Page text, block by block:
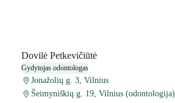
Dovilė Petkevičiūtė
Gydytojas odontologas
Jonažolių g. 3, Vilnius
Šeimyniškių g. 19, Vilnius (odontologija)